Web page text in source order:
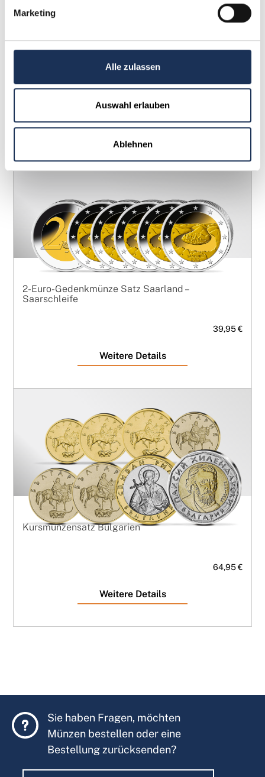
Marketing
Alle zulassen
Auswahl erlauben
Ablehnen
Nicht zwangsläufig. Der Wert einer Münze mit Doppelsenkung
Eine sehr ausgeprägte und seltene Doppelsenkung kann den
Wert erheblich steigern, während eine kaum sichtbare Dopplung
oft nur einen geringen oder gar keinen Mehrwert hat. Da es sich
um einen Stempelfehler handelt, sind oft viele Exemplare mit
der gleichen Doppelsenkung im Umlauf, was die Seltenheit
2-Euro-Gedenkmünze Satz Saarland –
Saarschleife
39,95 €
Weitere Details
Kursmünzensatz Bulgarien
64,95 €
Weitere Details
Sie haben Fragen, möchten
Münzen bestellen oder eine
Bestellung zurücksenden?